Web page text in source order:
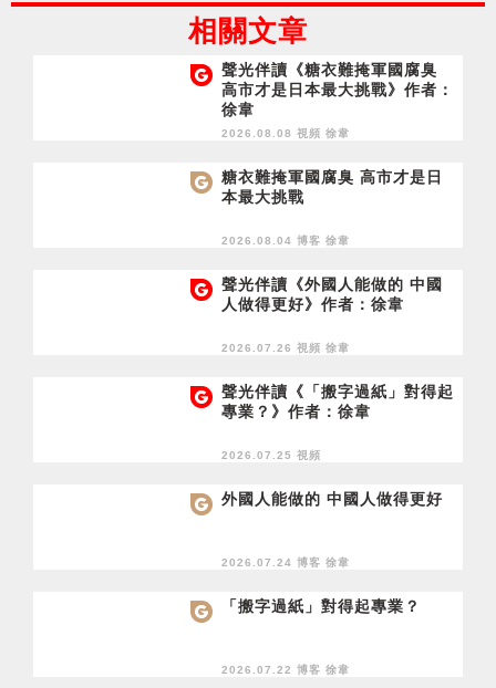
相關文章
聲光伴讀《糖衣難掩軍國腐臭
高市才是日本最大挑戰》作者：
徐韋
2026.08.08 視頻 徐韋
糖衣難掩軍國腐臭 高市才是日
本最大挑戰
2026.08.04 博客 徐韋
聲光伴讀《外國人能做的 中國
人做得更好》作者：徐韋
2026.07.26 視頻 徐韋
聲光伴讀《「搬字過紙」對得起
專業？》作者：徐韋
2026.07.25 視頻
外國人能做的 中國人做得更好
2026.07.24 博客 徐韋
「搬字過紙」對得起專業？
2026.07.22 博客 徐韋